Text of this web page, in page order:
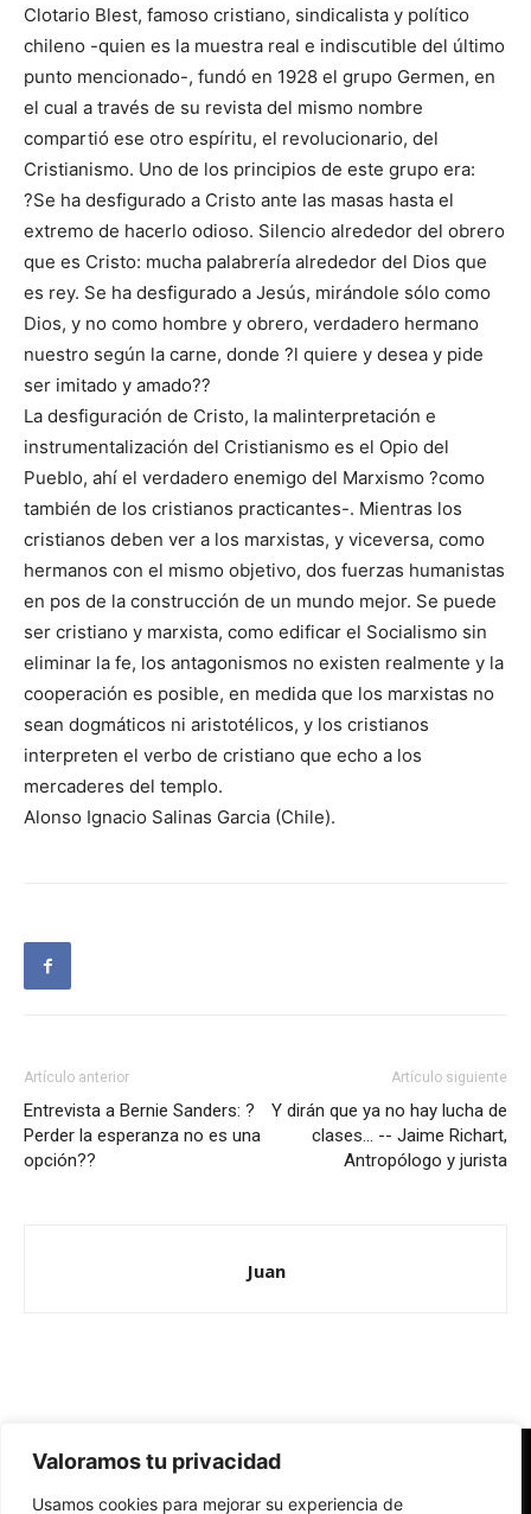
Valoramos tu privacidad
Usamos cookies para mejorar su experiencia de
Clotario Blest, famoso cristiano, sindicalista y político
chileno -quien es la muestra real e indiscutible del último
punto mencionado-, fundó en 1928 el grupo Germen, en
el cual a través de su revista del mismo nombre
compartió ese otro espíritu, el revolucionario, del
Cristianismo. Uno de los principios de este grupo era:
?Se ha desfigurado a Cristo ante las masas hasta el
extremo de hacerlo odioso. Silencio alrededor del obrero
que es Cristo: mucha palabrería alrededor del Dios que
es rey. Se ha desfigurado a Jesús, mirándole sólo como
Dios, y no como hombre y obrero, verdadero hermano
nuestro según la carne, donde ?l quiere y desea y pide
ser imitado y amado??
La desfiguración de Cristo, la malinterpretación e
instrumentalización del Cristianismo es el Opio del
Pueblo, ahí el verdadero enemigo del Marxismo ?como
también de los cristianos practicantes-. Mientras los
cristianos deben ver a los marxistas, y viceversa, como
hermanos con el mismo objetivo, dos fuerzas humanistas
en pos de la construcción de un mundo mejor. Se puede
ser cristiano y marxista, como edificar el Socialismo sin
eliminar la fe, los antagonismos no existen realmente y la
cooperación es posible, en medida que los marxistas no
sean dogmáticos ni aristotélicos, y los cristianos
interpreten el verbo de cristiano que echo a los
mercaderes del templo.
Alonso Ignacio Salinas Garcia (Chile).
Artículo anterior
Entrevista a Bernie Sanders: ?
Perder la esperanza no es una
opción??
Artículo siguiente
Y dirán que ya no hay lucha de
clases… -- Jaime Richart,
Antropólogo y jurista
Juan
Redes Cristianas
Una mirada alternativa sobre la Iglesia católica y la sociedad